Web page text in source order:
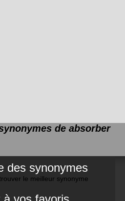
de absorber
des synonymes
le meilleur synonyme